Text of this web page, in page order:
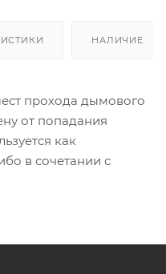
НАЛИЧИЕ
прохода дымового
от попадания
как
в сочетании с